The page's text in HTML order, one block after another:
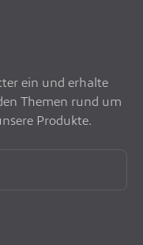
ein und erhalte
Themen rund um
Produkte.